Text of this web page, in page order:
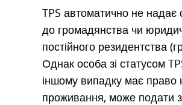
TPS автоматично не надає
до громадянства чи
постійного резидентства
Однак особа зі статусом
іншому випадку має право
проживання, може подати